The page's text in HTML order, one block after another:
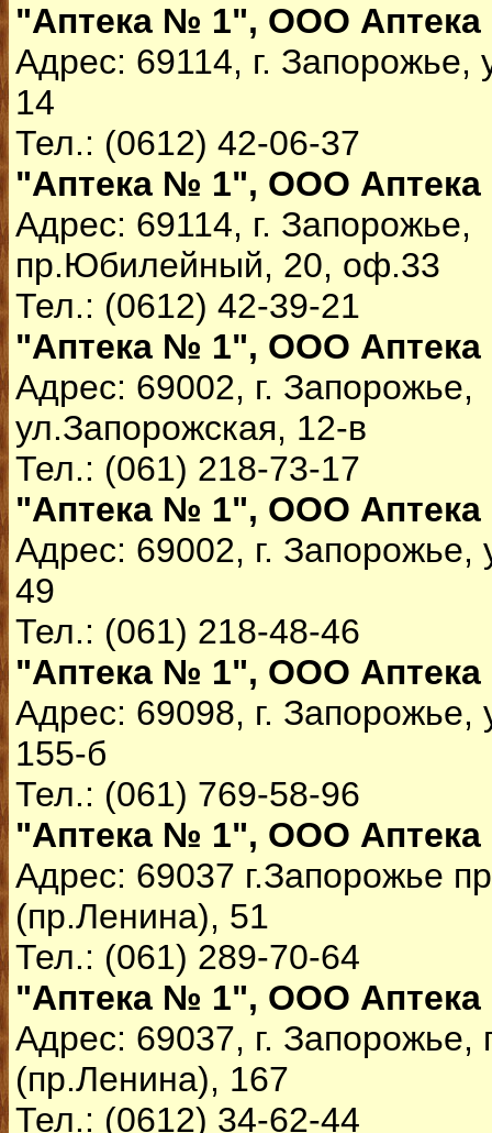
"Аптека № 1", ООО
Адрес: 69114, г. Запорожье,
14
Тел.: (0612) 42-06-37
"Аптека № 1", ООО
Адрес: 69114, г. Запорожье,
пр.Юбилейный, 20, оф.33
Тел.: (0612) 42-39-21
"Аптека № 1", ООО
Адрес: 69002, г. Запорожье,
ул.Запорожская, 12-в
Тел.: (061) 218-73-17
"Аптека № 1", ООО
Адрес: 69002, г. Запорожье,
49
Тел.: (061) 218-48-46
"Аптека № 1", ООО
Адрес: 69098, г. Запорожье,
155-б
Тел.: (061) 769-58-96
"Аптека № 1", ООО
Адрес: 69037 г.Запорожье
(пр.Ленина), 51
Тел.: (061) 289-70-64
"Аптека № 1", ООО
Адрес: 69037, г.
(пр.Ленина), 167
Тел.: (0612) 34-62-44